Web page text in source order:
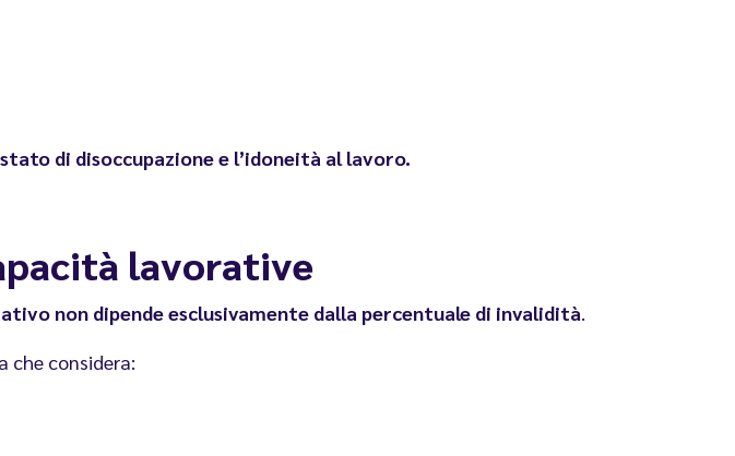
stato di disoccupazione e l’idoneità al lavoro.
lavorative
non dipende esclusivamente dalla percentuale di invalidità.
che considera: